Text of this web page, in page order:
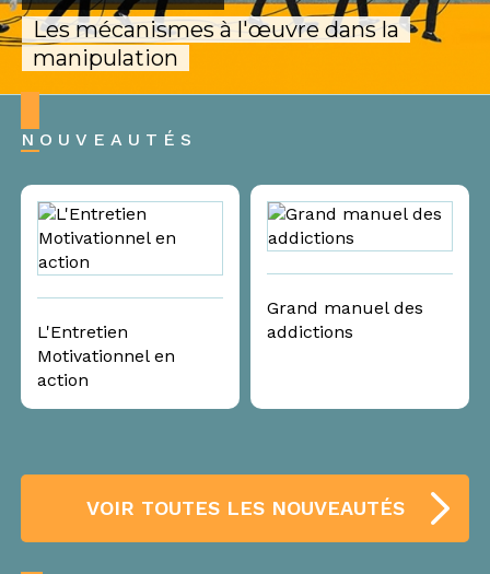
Les mécanismes à l'œuvre dans la
manipulation
NOUVEAUTÉS
L'Entretien
Motivationnel en
action
Grand manuel des
addictions
VOIR TOUTES LES NOUVEAUTÉS